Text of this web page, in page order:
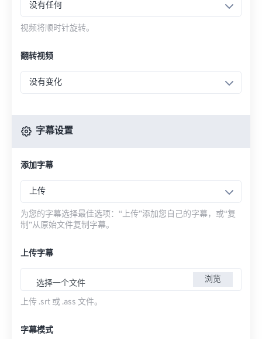
没有任何
视频将顺时针旋转。
翻转视频
没有变化
字幕设置
添加字幕
上传
为您的字幕选择最佳选项：“上传”添加您自己的字幕，或“复
制”从原始文件复制字幕。
上传字幕
选择一个文件 浏览
上传 .srt 或 .ass 文件。
字幕模式